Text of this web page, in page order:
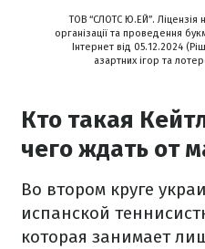
ТОВ “СЛОТС Ю.ЕЙ”. Ліцензія
організації та проведення
Інтернет від 05.12.2024
азартних ігор та
Кто такая
чего ждать от
Во втором круге
испанской
которая занимает